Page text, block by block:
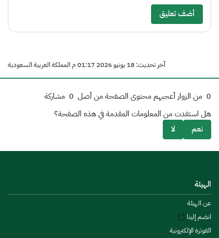
أضف تعليق
آخر تحديث: 18 يونيو 2026 01:17 م المملكة العربية السعودية
0 من الزوار أعجبهم محتوى الصفحة من أصل 0 مشاركة
هل استفدت من المعلومات المقدمة في هذه الصفحة؟
نعم
لا
الهيئة
عن الهيئة
انضم إلينا
الفوترة الإلكترونية